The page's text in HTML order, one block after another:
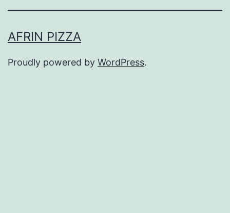
AFRIN PIZZA
Proudly powered by WordPress.